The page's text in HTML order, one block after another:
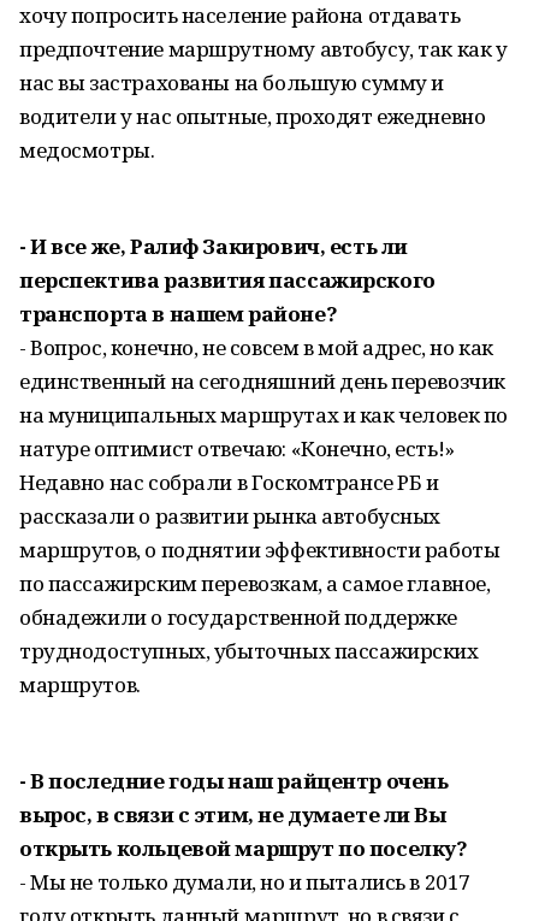
хочу попросить население района отдавать
предпочтение маршрутному автобусу, так как у
нас вы застрахованы на большую сумму и
водители у нас опытные, проходят ежедневно
медосмотры.
- И все же, Ралиф Закирович, есть ли
перспектива развития пассажирского
транспорта в нашем районе?
- Вопрос, конечно, не совсем в мой адрес, но как
единственный на сегодняшний день перевозчик
на муниципальных маршрутах и как человек по
натуре оптимист отвечаю: «Конечно, есть!»
Недавно нас собрали в Госкомтрансе РБ и
рассказали о развитии рынка автобусных
маршрутов, о поднятии эффективности работы
по пассажирским перевозкам, а самое главное,
обнадежили о государственной поддержке
труднодоступных, убыточных пассажирских
маршрутов.
- В последние годы наш райцентр очень
вырос, в связи с этим, не думаете ли Вы
открыть кольцевой маршрут по поселку?
- Мы не только думали, но и пытались в 2017